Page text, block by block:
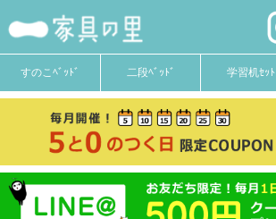
すのこﾍﾞｯﾄﾞ 二段ﾍﾞｯﾄﾞ 学習机ｾｯﾄ